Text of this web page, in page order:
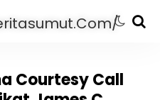
Courtesy Call